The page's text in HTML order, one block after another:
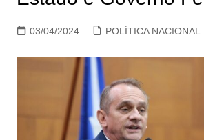
03/04/2024 POLÍTICA NACIONAL